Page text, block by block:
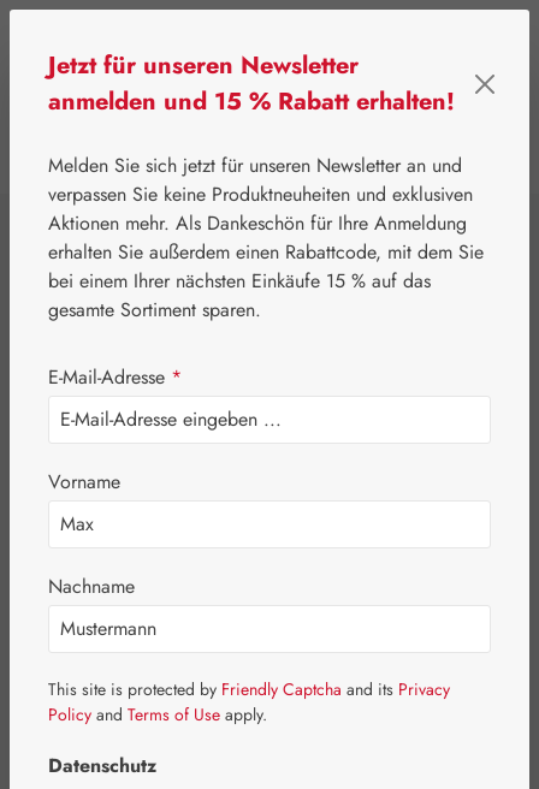
Leitner Lifecare Aromatherapie Embamed®
Lorbeerblattöl
Bildergalerie überspringen
Jetzt für unseren Newsletter
anmelden und 15 % Rabatt erhalten!
Melden Sie sich jetzt für unseren Newsletter an und
verpassen Sie keine Produktneuheiten und exklusiven
Aktionen mehr. Als Dankeschön für Ihre Anmeldung
erhalten Sie außerdem einen Rabattcode, mit dem Sie
bei einem Ihrer nächsten Einkäufe 15 % auf das
gesamte Sortiment sparen.
E-Mail-Adresse *
Vorname
Nachname
This site is protected by Friendly Captcha and its Privacy
Policy and Terms of Use apply.
Datenschutz